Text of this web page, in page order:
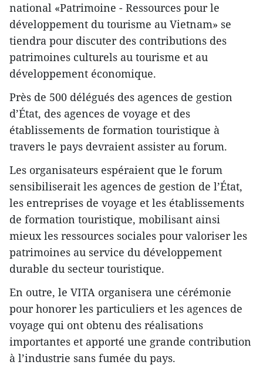
national «Patrimoine - Ressources pour le
développement du tourisme au Vietnam» se
tiendra pour discuter des contributions des
patrimoines culturels au tourisme et au
développement économique.
Près de 500 délégués des agences de gestion
d’État, des agences de voyage et des
établissements de formation touristique à
travers le pays devraient assister au forum.
Les organisateurs espéraient que le forum
sensibiliserait les agences de gestion de l’État,
les entreprises de voyage et les établissements
de formation touristique, mobilisant ainsi
mieux les ressources sociales pour valoriser les
patrimoines au service du développement
durable du secteur touristique.
En outre, le VITA organisera une cérémonie
pour honorer les particuliers et les agences de
voyage qui ont obtenu des réalisations
importantes et apporté une grande contribution
à l’industrie sans fumée du pays.